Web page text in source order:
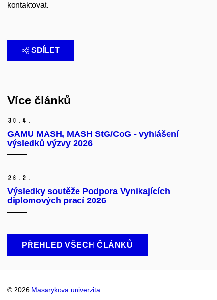
kontaktovat.
SDÍLET
Více článků
30. 4.
GAMU MASH, MASH StG/CoG - vyhlášení
výsledků výzvy 2026
26. 2.
Výsledky soutěže Podpora Vynikajících
diplomových prací 2026
PŘEHLED VŠECH ČLÁNKŮ
© 2026 Masarykova univerzita